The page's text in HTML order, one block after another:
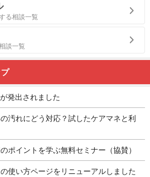
る相談一覧
談一覧
発出されました
汚れにどう対応？試したケアマネと利
ポイントを学ぶ無料セミナー（協賛）
使い方ページをリニューアルしました